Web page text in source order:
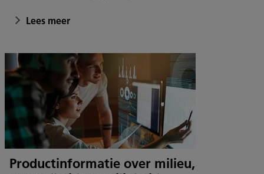
Lees meer
Productinformatie over milieu,